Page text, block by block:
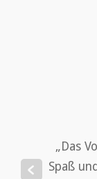
„Das
Spaß